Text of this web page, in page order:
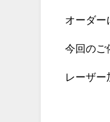
オーダー
今回のご
レーザー